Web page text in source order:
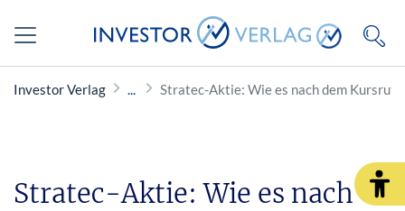
Investor Verlag Stratec-Aktie: Wie es nach dem
Stratec-Aktie: Wie es nach